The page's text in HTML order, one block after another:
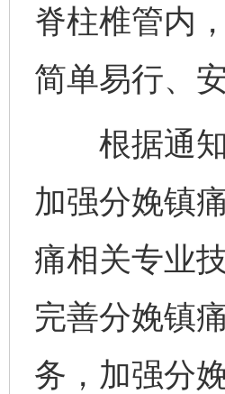
脊柱椎管内
简单易行、
根据通知
加强分娩镇
痛相关专业
完善分娩镇
务，加强分